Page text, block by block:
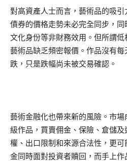
對高資產人士而言，藝術品的吸引
債券的價格走勢未必完全同步，
文化身份等非財務效用。但所謂
藝術品缺乏頻密報價。作品沒有
跌，只是跌幅尚未被交易確認。
藝術金融化也帶來新的風險。市
級作品，買賣佣金、保險、倉儲
權、出口限制和來源合法性，更
金同時面對投資者贖回，而手上